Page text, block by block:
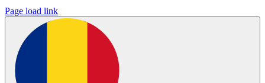
Page load link